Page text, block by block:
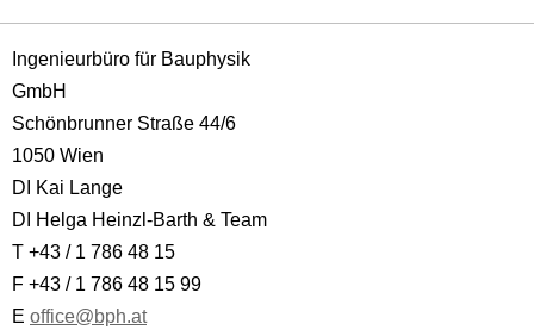
Ingenieurbüro für Bauphysik
GmbH
Schönbrunner Straße 44/6
1050 Wien
DI Kai Lange
DI Helga Heinzl-Barth & Team
T +43 / 1 786 48 15
F +43 / 1 786 48 15 99
E office@bph.at